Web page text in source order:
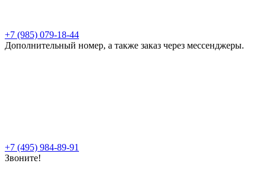
+7 (985) 079-18-44
Дополнительный номер, а также заказ через мессенджеры.
+7 (495) 984-89-91
Звоните!